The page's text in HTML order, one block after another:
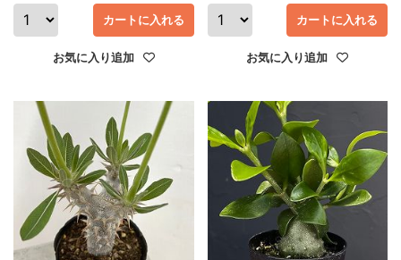
カートに入れる
お気に入り追加
カートに入れる
お気に入り追加